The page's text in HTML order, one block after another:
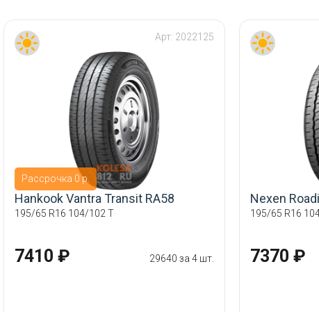
Рассрочка 0 р.
Арт: 2022125
Hankook Vantra Transit RA58
195/65 R16 104/102 T
7410 ₽ 29640 за 4 шт.
Nexen
195/65 R16
7370 ₽